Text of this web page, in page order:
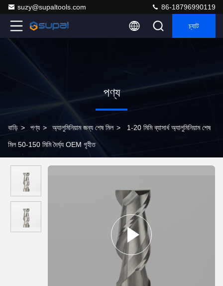
suzy@supaltools.com 86-18796990119
চ্যাট
পণ্য
বাড়ি > পণ্য > অ্যালুমিনিয়াম জন্য শেষ মিল > 1-20 মিমি ব্যাসার্ধ অ্যালুমিনিয়াম শেষ
মিল 50-150 মিমি দৈর্ঘ্য OEM গৃহীত